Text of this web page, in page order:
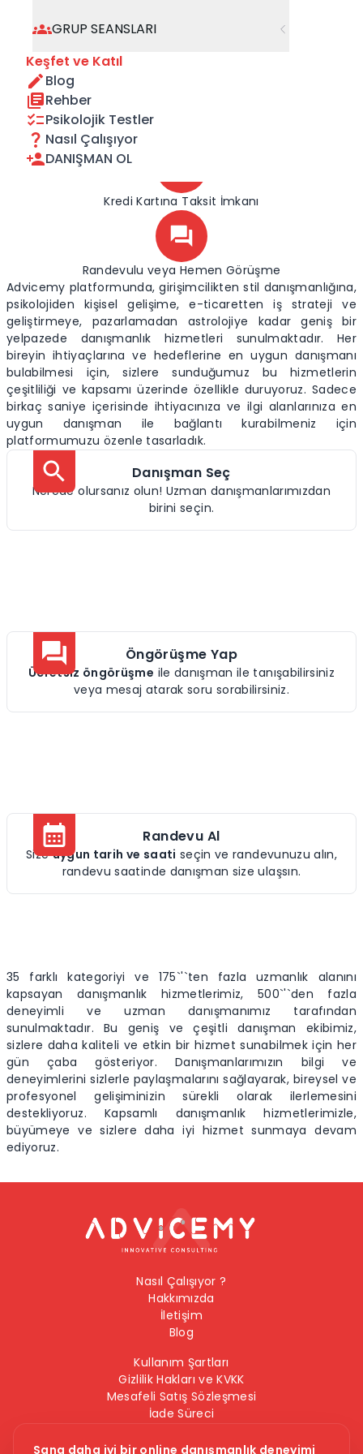
GRUP SEANSLARI
Keşfet ve Katıl
Blog
Rehber
Psikolojik Testler
Nasıl Çalışıyor
DANIŞMAN OL
%100 İade Güvencesi
Kredi Kartına Taksit İmkanı
Randevulu veya Hemen Görüşme
Advicemy platformunda, girişimcilikten stil danışmanlığına,
psikolojiden kişisel gelişime, e-ticaretten iş strateji ve
geliştirmeye, pazarlamadan astrolojiye kadar geniş bir
yelpazede danışmanlık hizmetleri sunulmaktadır. Her
bireyin ihtiyaçlarına ve hedeflerine en uygun danışmanı
bulabilmesi için, sizlere sunduğumuz bu hizmetlerin
çeşitliliği ve kapsamı üzerinde özellikle duruyoruz. Sadece
birkaç saniye içerisinde ihtiyacınıza ve ilgi alanlarınıza en
uygun danışman ile bağlantı kurabilmeniz için
platformumuzu özenle tasarladık.
Danışman Seç
Nerede olursanız olun! Uzman danışmanlarımızdan
birini seçin.
Öngörüşme Yap
Ücretsiz öngörüşme ile danışman ile tanışabilirsiniz
veya mesaj atarak soru sorabilirsiniz.
Randevu Al
Sizeuygun tarih ve saati seçin ve randevunuzu alın,
randevu saatinde danışman size ulaşsın.
35 farklı kategoriyi ve 175`'`ten fazla uzmanlık alanını
kapsayan danışmanlık hizmetlerimiz, 500`'`den fazla
deneyimli ve uzman danışmanımız tarafından
sunulmaktadır. Bu geniş ve çeşitli danışman ekibimiz,
sizlere daha kaliteli ve etkin bir hizmet sunabilmek için her
gün çaba gösteriyor. Danışmanlarımızın bilgi ve
deneyimlerini sizlerle paylaşmalarını sağlayarak, bireysel ve
profesyonel gelişiminizin sürekli olarak ilerlemesini
destekliyoruz. Kapsamlı danışmanlık hizmetlerimizle,
büyümeye ve sizlere daha iyi hizmet sunmaya devam
ediyoruz.
Sana daha iyi bir online danışmanlık deneyimi
Nasıl Çalışıyor ?
Hakkımızda
İletişim
Blog
Kullanım Şartları
Gizlilik Hakları ve KVKK
Mesafeli Satış Sözleşmesi
İade Süreci
Bilgi Güvenliği Politikası